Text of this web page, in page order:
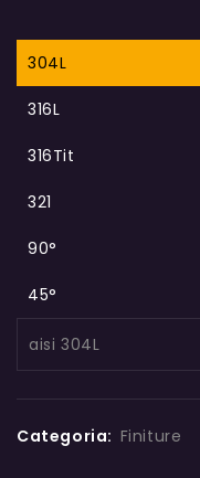
304L
316L
316Tit
321
90°
45°
aisi 304L
Categoria: Finiture